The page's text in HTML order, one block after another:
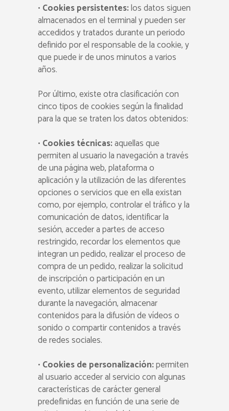
• Cookies persistentes:los datos siguen
almacenados en el terminal y pueden ser
accedidos y tratados durante un periodo
definido por el responsable de la cookie, y
que puede ir de unos minutos a varios
años.
Por último, existe otra clasificación con
cinco tipos de cookies según la finalidad
para la que se traten los datos obtenidos:
• Cookies técnicas:aquellas que
permiten al usuario la navegación a través
de una página web, plataforma o
aplicación y la utilización de las diferentes
opciones o servicios que en ella existan
como, por ejemplo, controlar el tráfico y la
comunicación de datos, identificar la
sesión, acceder a partes de acceso
restringido, recordar los elementos que
integran un pedido, realizar el proceso de
compra de un pedido, realizar la solicitud
de inscripción o participación en un
evento, utilizar elementos de seguridad
durante la navegación, almacenar
contenidos para la difusión de vídeos o
sonido o compartir contenidos a través
de redes sociales.
• Cookies de personalización:permiten
al usuario acceder al servicio con algunas
características de carácter general
predefinidas en función de una serie de